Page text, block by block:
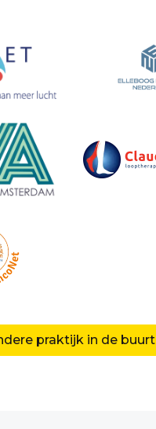
praktijk in de buurt